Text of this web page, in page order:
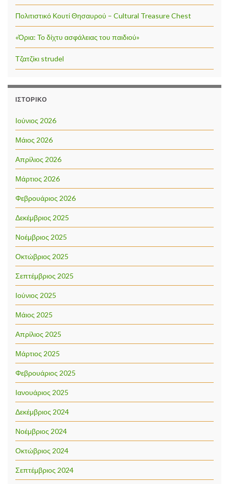
Πολιτιστικό Κουτί Θησαυρού – Cultural Treasure Chest
«Όρια: Το δίχτυ ασφάλειας του παιδιού»
Τζατζίκι strudel
ΙΣΤΟΡΙΚΌ
Ιούνιος 2026
Μάιος 2026
Απρίλιος 2026
Μάρτιος 2026
Φεβρουάριος 2026
Δεκέμβριος 2025
Νοέμβριος 2025
Οκτώβριος 2025
Σεπτέμβριος 2025
Ιούνιος 2025
Μάιος 2025
Απρίλιος 2025
Μάρτιος 2025
Φεβρουάριος 2025
Ιανουάριος 2025
Δεκέμβριος 2024
Νοέμβριος 2024
Οκτώβριος 2024
Σεπτέμβριος 2024